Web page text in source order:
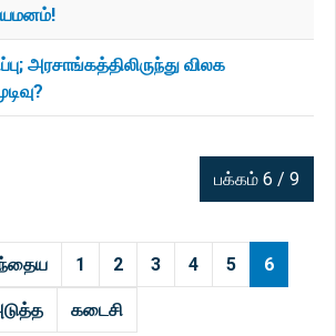
அரசாங்கத்திலிருந்து விலக
பக்கம் 6 / 9
1 2 3 4 5 6
கடைசி